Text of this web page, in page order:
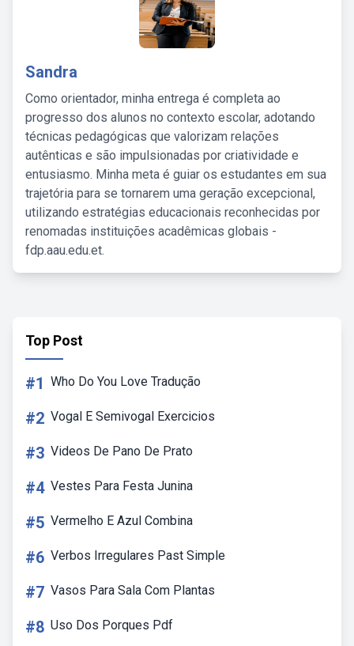
Sandra
Como orientador, minha entrega é completa ao
progresso dos alunos no contexto escolar, adotando
técnicas pedagógicas que valorizam relações
autênticas e são impulsionadas por criatividade e
entusiasmo. Minha meta é guiar os estudantes em sua
trajetória para se tornarem uma geração excepcional,
utilizando estratégias educacionais reconhecidas por
renomadas instituições acadêmicas globais -
fdp.aau.edu.et.
Top Post
#1 Who Do You Love Tradução
#2 Vogal E Semivogal Exercicios
#3 Videos De Pano De Prato
#4 Vestes Para Festa Junina
#5 Vermelho E Azul Combina
#6 Verbos Irregulares Past Simple
#7 Vasos Para Sala Com Plantas
#8 Uso Dos Porques Pdf